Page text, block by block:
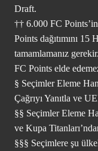
Draft.
†† 6.000 FC
Points dağıtımını
tamamlamanız
FC Points elde
§ Seçimler Eleme
Çağrıyı Yanıtla ve
§§ Seçimler Eleme
ve Kupa
§§§ Seçimlere şu